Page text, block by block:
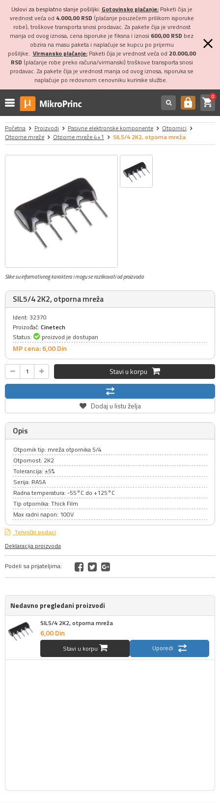
Uslovi za besplatno slanje pošiljki: Gotovinsko plaćanje:Paketi čija je
vrednost veća od 4.000,00 RSD (plaćanje pouzećem prilikom isporuke
robe), troškove transporta snosi prodavac. Za pakete čija je vrednost
manja od ovog iznosa, cena isporuke je fiksna i iznosi 600,00 RSD bez
obzira na masu paketa i naplaćuje se kupcu po prijemu
pošiljke. Virmansko plaćanje:Paketi čija je vrednost veća od 20.000,00
RSD (plaćanje robe preko računa/virmanski) troškove transporta snosi
prodavac. Za pakete čija je vrednost manja od ovog iznosa, isporuka se
naplaćuje po redovnom cenovniku kurirske službe.
https shopping_cart0
Početna Proizvodi Pasivne elektronske komponente
Otpornici
Otporne mreže
Otporne mreže 4+1 SIL5/4 2K2, otporna mreža
Slike su informativnog karaktera i mogu se razlikovati od proizvoda
SIL5/4 2K2, otporna mreža
Ident: 32370
Proizođač: Cinetech
Status:
proizvod je dostupan
MP cena: 6,00Din
Stavi u korpu
Dodaj u listu želja
Opis
Otpornik tip: mreža otpornika 5/4
Otpornost: 2K2
Tolerancija: ±5%
Serija: RA5A
Radna temperatura: -55°C do +125°C
Tip otpornika: Thick Film
Max radni napon: 100V
Tehnički podaci
Deklaracija proizvoda
Podeli sa prijateljima:
Nedavno pregledani proizvodi
SIL5/4 2K2, otporna mreža
6,00Din
Stavi u korpu Uporedi